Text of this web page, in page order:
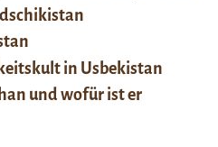
in Usbekistan
und wofür ist er